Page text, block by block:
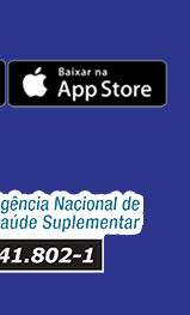
23/09/
6 benefícios
na terceira idade:
dessa prática